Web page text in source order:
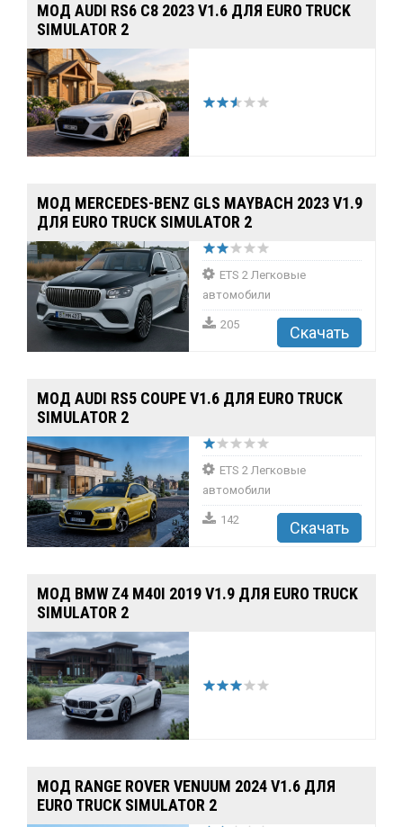
МОД AUDI RS6 C8 2023 V1.6 ДЛЯ EURO TRUCK
SIMULATOR 2
МОД MERCEDES-BENZ GLS MAYBACH 2023 V1.9
ДЛЯ EURO TRUCK SIMULATOR 2
ETS 2 Легковые
автомобили
205 Скачать
МОД AUDI RS5 COUPE V1.6 ДЛЯ EURO TRUCK
SIMULATOR 2
ETS 2 Легковые
автомобили
142 Скачать
МОД BMW Z4 M40I 2019 V1.9 ДЛЯ EURO TRUCK
SIMULATOR 2
МОД RANGE ROVER VENUUM 2024 V1.6 ДЛЯ
EURO TRUCK SIMULATOR 2